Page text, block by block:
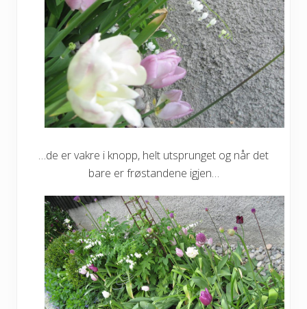
…de er vakre i knopp, helt utsprunget og når det
bare er frøstandene igjen…